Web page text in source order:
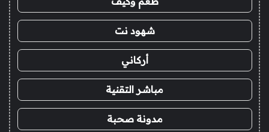
شهود نت
أركاني
مباشر التقنية
مدونة صحبة